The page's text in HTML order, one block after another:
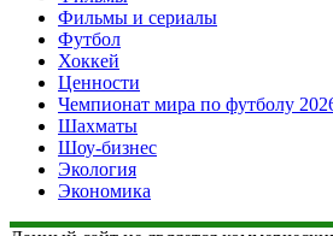
Фильмы и сериалы
Футбол
Хоккей
Ценности
Чемпионат мира по футболу
Шахматы
Шоу-бизнес
Экология
Экономика